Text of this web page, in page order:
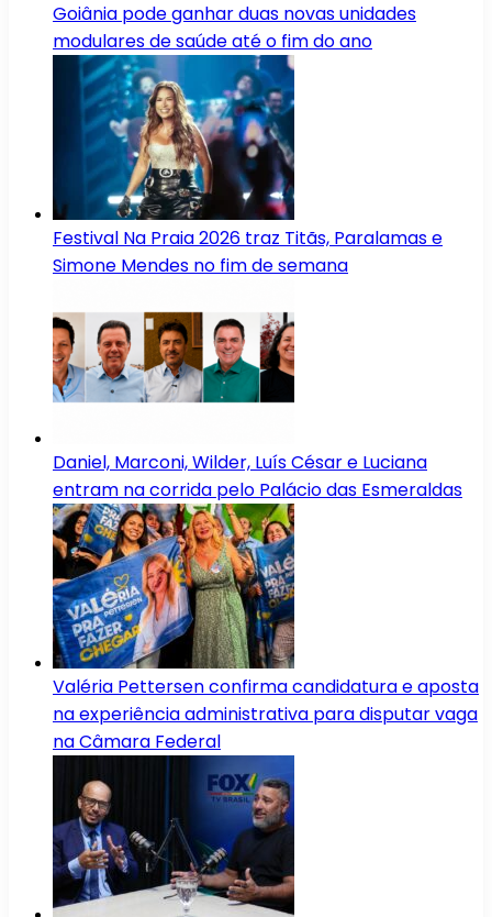
Goiânia pode ganhar duas novas unidades
modulares de saúde até o fim do ano
Festival Na Praia 2026 traz Titãs, Paralamas e
Simone Mendes no fim de semana
Daniel, Marconi, Wilder, Luís César e Luciana
entram na corrida pelo Palácio das Esmeraldas
Valéria Pettersen confirma candidatura e aposta
na experiência administrativa para disputar vaga
na Câmara Federal